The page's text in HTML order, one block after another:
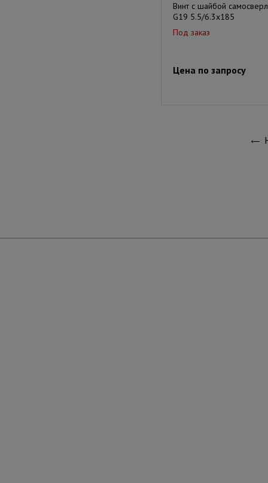
Винт с шайбой
G19 5.5/6.3х185
Под заказ
Цена по запросу